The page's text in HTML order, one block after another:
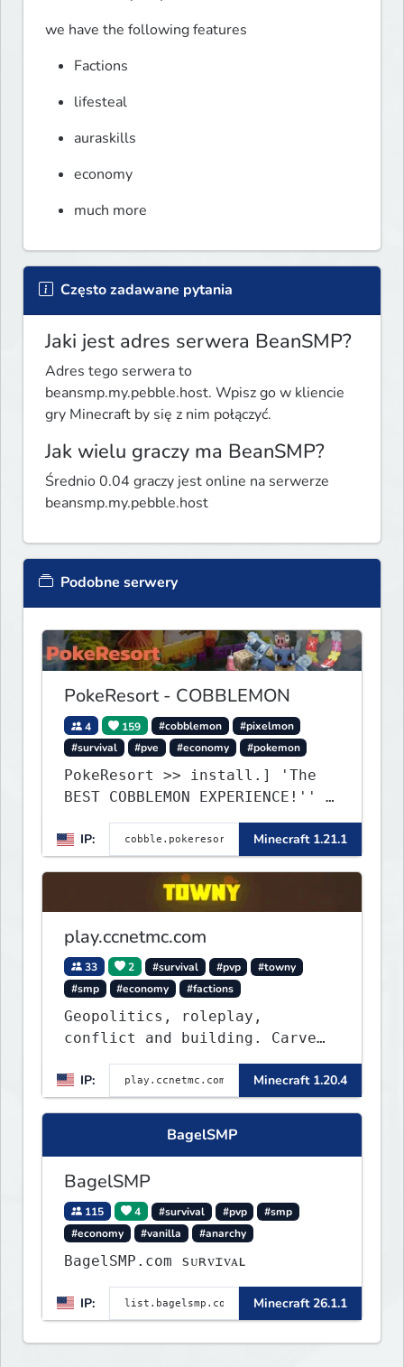
we have the following features
Factions
lifesteal
auraskills
economy
much more
Często zadawane pytania
Jaki jest adres serwera BeanSMP?
Adres tego serwera to
beansmp.my.pebble.host. Wpisz go w kliencie
gry Minecraft by się z nim połączyć.
Jak wielu graczy ma BeanSMP?
Średnio 0.04 graczy jest online na serwerze
beansmp.my.pebble.host
Podobne serwery
PokeResort - COBBLEMON
4 159 #cobblemon
#pixelmon
#survival
#pve #economy #pokemon
PokeResort >> install.] 'The
BEST COBBLEMON EXPERIENCE!'' -
TripAdvisor[❤
IP:
Minecraft 1.21.1
play.ccnetmc.com
33 2 #survival #pvp
#towny
#smp
#economy #factions
Geopolitics, roleplay,
conflict and building. Carve
out your own story on a 1:1000
map of Earth using tanks,
warships, guns and more.
Express your creative side by
building cities that the world
IP: Minecraft 1.20.4
BagelSMP
BagelSMP
115 4 #survival #pvp
#smp
#economy
#vanilla #anarchy
BagelSMP.com ѕᴜʀᴠɪᴠᴀʟ
IP: Minecraft 26.1.1